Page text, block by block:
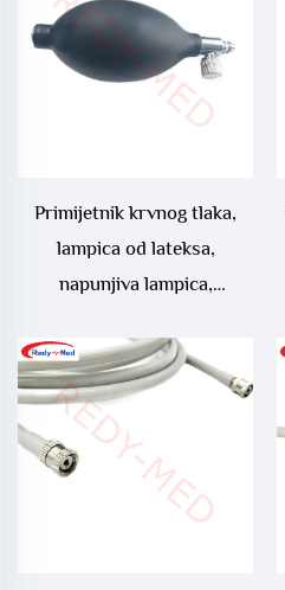
Primijetnik krvnog tlaka,
lampica od lateksa,
napunjiva lampica,
ventilom, ručno stiskajući
mjehur, gumena PVC
lampica